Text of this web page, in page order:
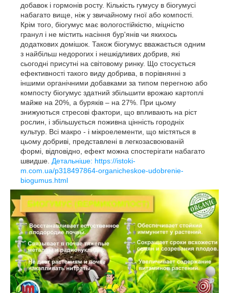
добавок і гормонів росту. Кількість гумусу в біогумусі
набагато вище, ніж у звичайному гної або компості.
Крім того, біогумус має вологостійкістю, міцністю
гранул і не містить насіння бур'янів чи якихось
додаткових домішок. Також біогумус вважається одним
з найбільш недорогих і нешкідливих добрив, які
сьогодні присутні на світовому ринку. Що стосується
ефективності такого виду добрива, в порівнянні з
іншими органічними добавками за типом перегною або
компосту біогумус здатний збільшити врожаю картоплі
майже на 20%, а буряків – на 27%. При цьому
знижуються стресові фактори, що впливають на ріст
рослин, і збільшується поживна цінність городніх
культур. Всі макро - і мікроелементи, що містяться в
цьому добриві, представлені в легкозасвоюваній
формі, відповідно, ефект можна спостерігати набагато
швидше. Детальніше: https://istoki-
m.com.ua/p318497864-organicheskoe-udobrenie-
biogumus.html